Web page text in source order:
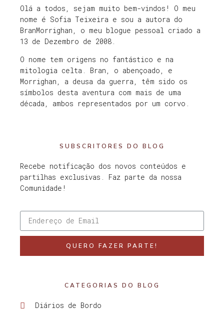
Olá a todos, sejam muito bem-vindos! O meu
nome é Sofia Teixeira e sou a autora do
BranMorrighan, o meu blogue pessoal criado a
13 de Dezembro de 2008.
O nome tem origens no fantástico e na
mitologia celta. Bran, o abençoado, e
Morrighan, a deusa da guerra, têm sido os
símbolos desta aventura com mais de uma
década, ambos representados por um corvo.
SUBSCRITORES DO BLOG
Recebe notificação dos novos conteúdos e
partilhas exclusivas. Faz parte da nossa
Comunidade!
QUERO FAZER PARTE!
CATEGORIAS DO BLOG
Diários de Bordo